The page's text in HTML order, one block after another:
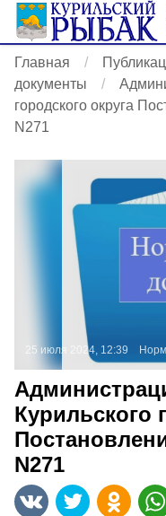
Главная
документы
городского округа
N271
25 июля 2024, 12:39
Курильского
N271